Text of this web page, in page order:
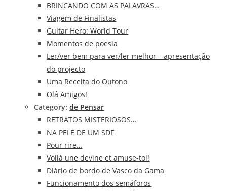
BRINCANDO COM AS PALAVRAS…
Viagem de Finalistas
Guitar Hero: World Tour
Momentos de poesia
Ler/ver bem para ver/ler melhor – apresentação
do projecto
Uma Receita do Outono
Olá Amigos!
Category:de Pensar
RETRATOS MISTERIOSOS…
NA PELE DE UM SDF
Pour rire…
Voilà une devine et amuse-toi!
Diário de bordo de Vasco da Gama
Funcionamento dos semáforos